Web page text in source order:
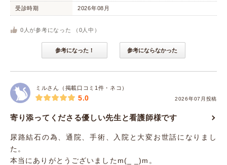
受診時期 2026年08月
0 人が参考になった （ 0 人中）
参考になった！ 参考にならなかった
ミルさん（掲載口コミ1件・ネコ）
2026年07月投稿
5.0
寄り添ってくださる優しい先生と看護師様です
尿路結石の為、通院、手術、入院と大変お世話になりまし
た。
本当にありがとうございましたm(_ _)m。